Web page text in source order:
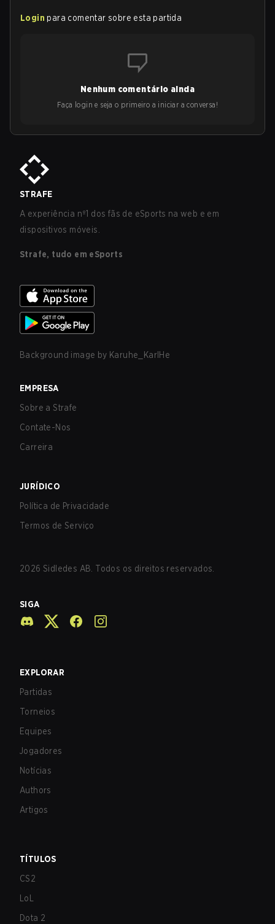
Login para comentar sobre esta partida
Nenhum comentário ainda
Faça login e seja o primeiro a iniciar a conversa!
STRAFE
A experiência nº1 dos fãs de eSports na web e em
dispositivos móveis.
Strafe, tudo em eSports
Background image by Karuhe_KarlHe
EMPRESA
Sobre a Strafe
Contate-Nos
Carreira
JURÍDICO
Política de Privacidade
Termos de Serviço
2026 Sidledes AB. Todos os direitos reservados.
SIGA
EXPLORAR
Partidas
Torneios
Equipes
Jogadores
Notícias
Authors
Artigos
TÍTULOS
CS2
LoL
Dota 2